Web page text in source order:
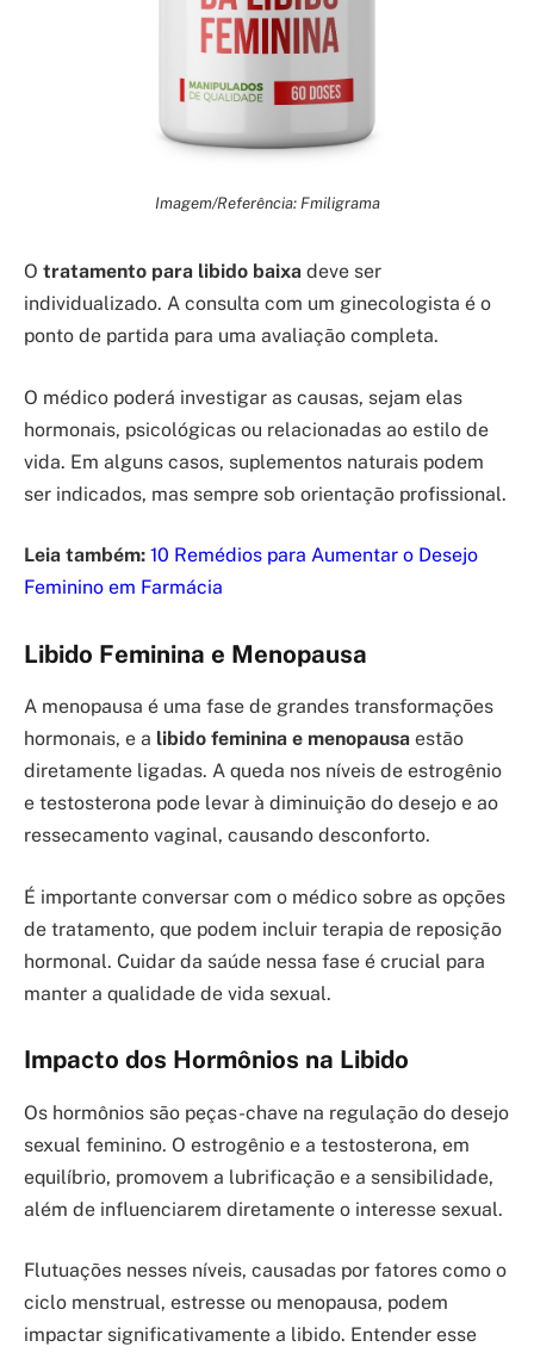
Imagem/Referência: Fmiligrama
O tratamento para libido baixa deve ser
individualizado. A consulta com um ginecologista é o
ponto de partida para uma avaliação completa.
O médico poderá investigar as causas, sejam elas
hormonais, psicológicas ou relacionadas ao estilo de
vida. Em alguns casos, suplementos naturais podem
ser indicados, mas sempre sob orientação profissional.
Leia também: 10 Remédios para Aumentar o Desejo
Feminino em Farmácia
Libido Feminina e Menopausa
A menopausa é uma fase de grandes transformações
hormonais, e a libido feminina e menopausa estão
diretamente ligadas. A queda nos níveis de estrogênio
e testosterona pode levar à diminuição do desejo e ao
ressecamento vaginal, causando desconforto.
É importante conversar com o médico sobre as opções
de tratamento, que podem incluir terapia de reposição
hormonal. Cuidar da saúde nessa fase é crucial para
manter a qualidade de vida sexual.
Impacto dos Hormônios na Libido
Os hormônios são peças-chave na regulação do desejo
sexual feminino. O estrogênio e a testosterona, em
equilíbrio, promovem a lubrificação e a sensibilidade,
além de influenciarem diretamente o interesse sexual.
Flutuações nesses níveis, causadas por fatores como o
ciclo menstrual, estresse ou menopausa, podem
impactar significativamente a libido. Entender esse